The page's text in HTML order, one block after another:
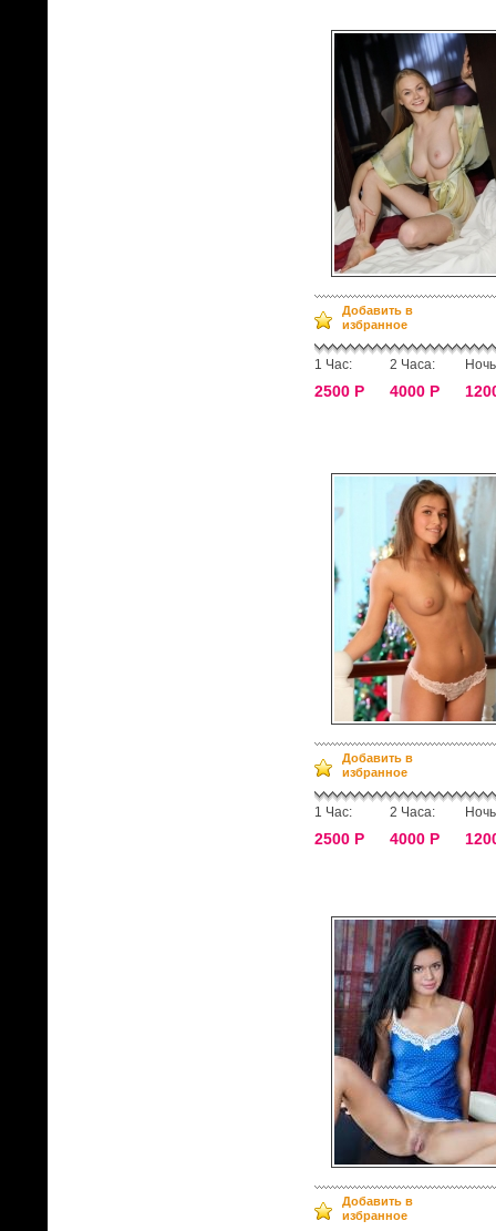
Добавить в
избранное
1 Час:
2500 Р
2 Часа:
4000 Р
Добавить в
избранное
1 Час:
2500 Р
2 Часа:
4000 Р
Добавить в
избранное